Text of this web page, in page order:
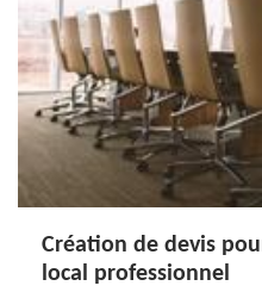
Création de devis
local professionnel